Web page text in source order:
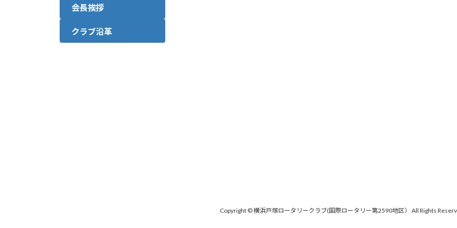
会長挨拶
クラブ沿革
Copyright © 横浜戸塚ロータリークラブ(国際ロータリー第2590地区） All Rights